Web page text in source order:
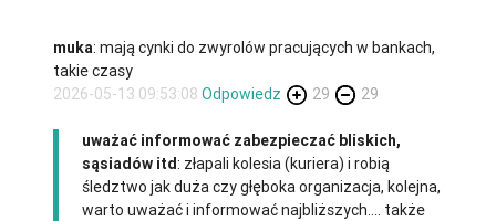
muka: mają cynki do zwyrolów pracujących w bankach,
takie czasy
2026-05-13 09:53:08 Odpowiedz 29 29
uważać informować zabezpieczać bliskich,
sąsiadów itd: złapali kolesia (kuriera) i robią
śledztwo jak duża czy głęboka organizacja, kolejna,
warto uważać i informować najbliższych.... także